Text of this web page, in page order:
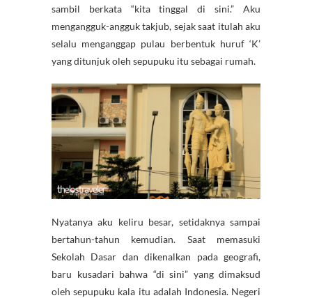
sambil berkata “kita tinggal di sini.” Aku
mengangguk-angguk takjub, sejak saat itulah aku
selalu menganggap pulau berbentuk huruf ‘K’
yang ditunjuk oleh sepupuku itu sebagai rumah.
Nyatanya aku keliru besar, setidaknya sampai
bertahun-tahun kemudian. Saat memasuki
Sekolah Dasar dan dikenalkan pada geografi,
baru kusadari bahwa “di sini” yang dimaksud
oleh sepupuku kala itu adalah Indonesia. Negeri